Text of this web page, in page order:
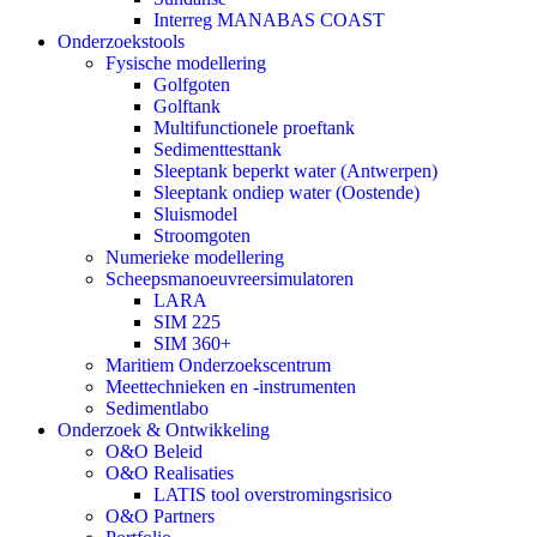
Interreg MANABAS COAST
Onderzoekstools
Fysische modellering
Golfgoten
Golftank
Multifunctionele proeftank
Sedimenttesttank
Sleeptank beperkt water (Antwerpen)
Sleeptank ondiep water (Oostende)
Sluismodel
Stroomgoten
Numerieke modellering
Scheepsmanoeuvreersimulatoren
LARA
SIM 225
SIM 360+
Maritiem Onderzoekscentrum
Meettechnieken en -instrumenten
Sedimentlabo
Onderzoek & Ontwikkeling
O&O Beleid
O&O Realisaties
LATIS tool overstromingsrisico
O&O Partners